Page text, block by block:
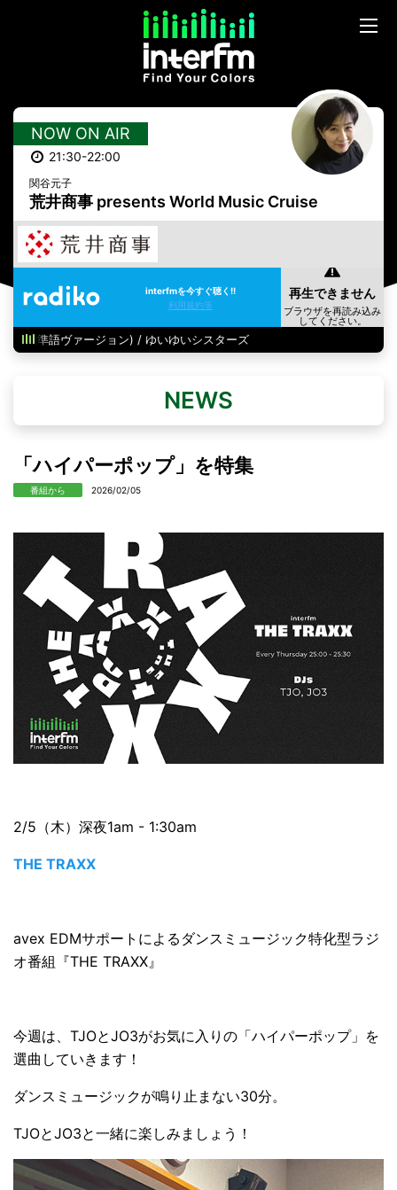
NOW ON AIR
21:30-22:00
関谷元子
荒井商事 presents World Music Cruise
interfmを今すぐ聴く!!
利用規約等
準語ヴァージョン) / ゆいゆいシスターズ
NEWS
「ハイパーポップ」を特集
番組から 2026/02/05
2/5（木）深夜1am - 1:30am
THE TRAXX
avex EDMサポートによるダンスミュージック特化型ラジ
オ番組『THE TRAXX』
今週は、TJOとJO3がお気に入りの「ハイパーポップ」を
選曲していきます！
ダンスミュージックが鳴り止まない30分。
TJOとJO3と一緒に楽しみましょう！